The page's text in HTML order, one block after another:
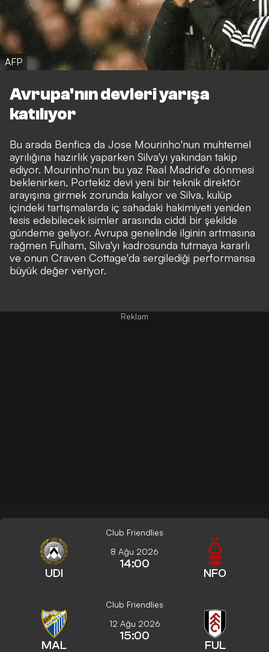
AFP
Avrupa'nın devleri yarışa
katılıyor
Bu arada Benfica da Jose Mourinho'nun muhtemel
ayrılığına hazırlık yaparken Silva'yı yakından takip
ediyor. Mourinho'nun bu yaz Real Madrid'e dönmesi
beklenirken, Portekiz devi yeni bir teknik direktör
arayışına girmek zorunda kalıyor ve Silva, kulüp
içindeki tartışmalarda iç sahadaki hakimiyeti yeniden
tesis edebilecek isimler arasında ciddi bir şekilde
gündeme geliyor. Avrupa genelinde ilginin artmasına
rağmen Fulham, Silva'yı kadrosunda tutmaya kararlı
ve onun Craven Cottage'da sergilediği performansa
büyük değer veriyor.
Club Friendlies
UDI
8 Ağu 2026
14:00
NFO
Club Friendlies
MAL
12 Ağu 2026
15:00
FUL